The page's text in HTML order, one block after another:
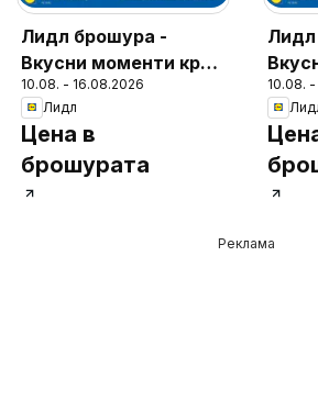
Лидл брошура -
Вкусни моменти край
грила
10.08. - 16.08.2026
Лидл
Цена в
брошурата
грила
10.08.
Реклама